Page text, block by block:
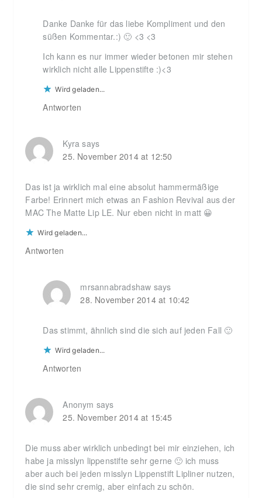
Danke Danke für das liebe Kompliment und den
süßen Kommentar.:) 🙂 <3 <3
Ich kann es nur immer wieder betonen mir stehen
wirklich nicht alle Lippenstifte :)<3
Wird geladen...
Antworten
Kyra says
25. November 2014 at 12:50
Das ist ja wirklich mal eine absolut hammermäßige
Farbe! Erinnert mich etwas an Fashion Revival aus der
MAC The Matte Lip LE. Nur eben nicht in matt 😀
Wird geladen...
Antworten
mrsannabradshaw says
28. November 2014 at 10:42
Das stimmt, ähnlich sind die sich auf jeden Fall 🙂
Wird geladen...
Antworten
Anonym says
25. November 2014 at 15:45
Die muss aber wirklich unbedingt bei mir einziehen, ich
habe ja misslyn lippenstifte sehr gerne 🙂 ich muss
aber auch bei jeden misslyn Lippenstift Lipliner nutzen,
die sind sehr cremig, aber einfach zu schön.